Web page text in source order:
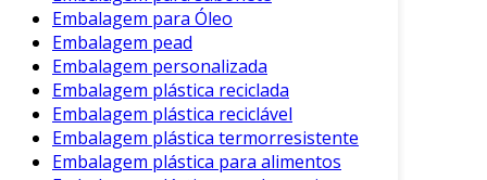
garante que as propriedades do papel sejam
mantidas, evitando danos que possam
comprometer a integridade do produto.
Além disso, as empresas devem educar seus
colaboradores sobre como manusear essas
embalagens adequadamente. Dessa forma,
Embalagem para Óleo
Embalagem pead
Embalagem personalizada
Embalagem plástica reciclada
Embalagem plástica reciclável
Embalagem plástica termorresistente
Embalagem plástica para alimentos